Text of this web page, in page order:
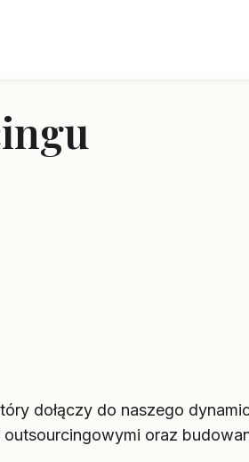
dołączy do naszego
oraz